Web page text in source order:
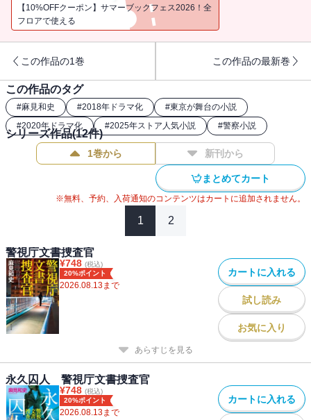
【10%OFFクーポン】サマーブックフェス2026！全
フロアで使える
この作品の1巻 この作品の最新巻
この作品のタグ
#麻見和史 #2018年ドラマ化 #東京が舞台の小説
#2020年ドラマ化 #2025年ストア人気小説 #警察小説
シリーズ作品(12件)
1巻から 新刊から
まとめてカート
※無料、予約、入荷通知のコンテンツはカートに追加されません。
1 2
警視庁文書捜査官
¥748 (税込)
20%ポイント
2026.08.13まで
カートに入れる
試し読み
お気に入り
あらすじを見る
永久囚人 警視庁文書捜査官
¥748 (税込)
20%ポイント
2026.08.13まで
カートに入れる